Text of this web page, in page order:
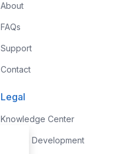
About
FAQs
Support
Contact
Legal
Knowledge Center
Custom Development